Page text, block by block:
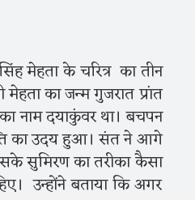
मेहता के चरित्र का तीन
का जन्म गुजरात प्रांत
नाम दयाकुंवर था। बचपन
का उदय हुआ। संत ने आगे
सुमिरण का तरीका कैसा
उन्होंने बताया कि अगर